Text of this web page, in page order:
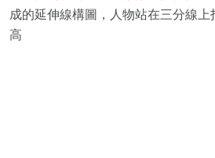
成的延伸線構圖，人物站在三分線
高